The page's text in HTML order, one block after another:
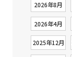
2026年8月
2026年4月
2025年12月